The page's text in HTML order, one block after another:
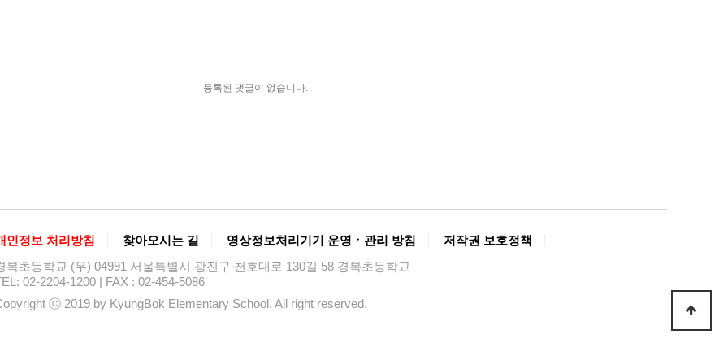
등록된 댓글이 없습니다.
인정보 처리방침 찾아오시는 길 영상정보처리기기 운영ㆍ관리 방침
저작권 보호정책
복초등학교 (우) 04991 서울특별시 광진구 천호대로 130길 58 경복초등학교
02-2204-1200 | FAX : 02-454-5086
ⓒ 2019 by KyungBok Elementary School. All right reserved.